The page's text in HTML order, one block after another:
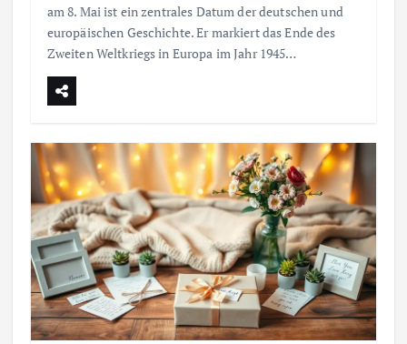
am 8. Mai ist ein zentrales Datum der deutschen und
europäischen Geschichte. Er markiert das Ende des
Zweiten Weltkriegs in Europa im Jahr 1945…